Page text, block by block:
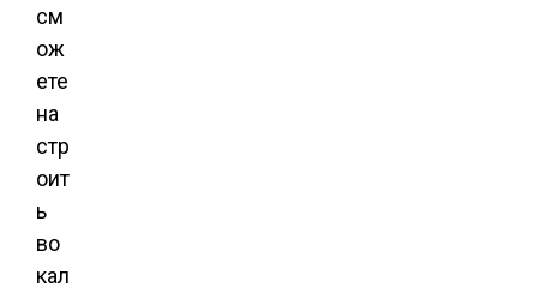
см
ож
ете
на
стр
оит
ь
во
кал